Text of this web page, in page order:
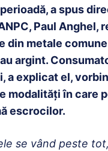
a spus
Paul Anghel,
din metale
argint.
a explicat el,
modalități în care
escrocilor.
se vând peste